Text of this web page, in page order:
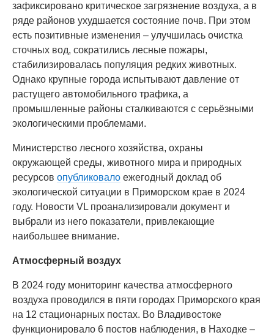
зафиксировано критическое загрязнение воздуха, а в
ряде районов ухудшается состояние почв. При этом
есть позитивные изменения – улучшилась очистка
сточных вод, сократились лесные пожары,
стабилизировалась популяция редких животных.
Однако крупные города испытывают давление от
растущего автомобильного трафика, а
промышленные районы сталкиваются с серьёзными
экологическими проблемами.
Министерство лесного хозяйства, охраны
окружающей среды, животного мира и природных
ресурсов опубликовало ежегодный доклад об
экологической ситуации в Приморском крае в 2024
году. Новости VL проанализировали документ и
выбрали из него показатели, привлекающие
наибольшее внимание.
Атмосферный воздух
В 2024 году мониторинг качества атмосферного
воздуха проводился в пяти городах Приморского края
на 12 стационарных постах. Во Владивостоке
функционировало 6 постов наблюдения, в Находке –